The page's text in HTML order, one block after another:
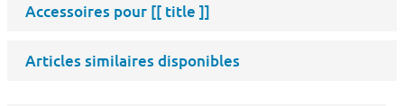
Accessoires pour [[ title ]]
Articles similaires disponibles